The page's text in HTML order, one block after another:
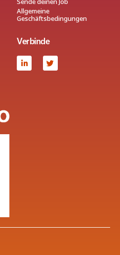
Allgemeine
Geschäftsbedingungen
Verbinde